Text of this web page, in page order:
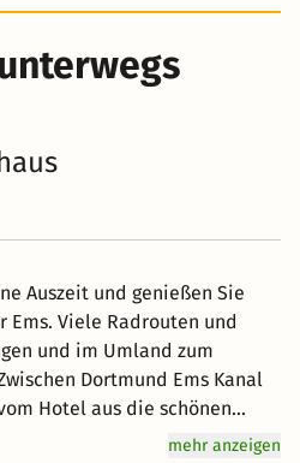
Auszeit und genießen Sie
Ems. Viele Radrouten und
und im Umland zum
Dortmund Ems Kanal
Hotel aus die schönen
vom Land als auch vom
mehr anzeigen